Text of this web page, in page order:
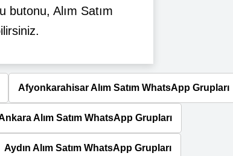
butonu, Alım Satım
Afyonkarahisar Alım Satım WhatsApp Grupları
Alım Satım WhatsApp Grupları
Aydın Alım Satım WhatsApp Grupları